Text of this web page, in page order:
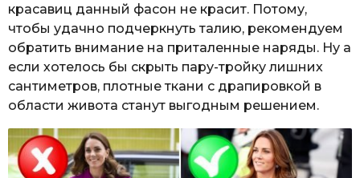
красавиц данный фасон не красит. Потому,
чтобы удачно подчеркнуть талию, рекомендуем
обратить внимание на приталенные наряды. Ну а
если хотелось бы скрыть пару-тройку лишних
сантиметров, плотные ткани с драпировкой в
области живота станут выгодным решением.